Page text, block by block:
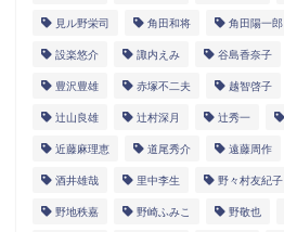
見ル野栄司 角田和将 角田陽一郎
設楽悠介 諏内えみ 谷島香奈子
豊沢豊雄 赤塚不二夫 越智啓子
辻山良雄 辻村深月 辻秀一
近藤麻理恵 道尾秀介 遠藤周作
酒井雄哉 里中李生 野々村友紀子
野地秩嘉 野崎ふみこ 野敬也